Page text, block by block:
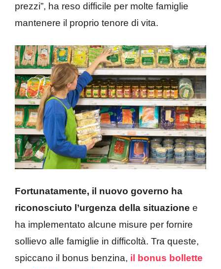
prezzi”, ha reso difficile per molte famiglie
mantenere il proprio tenore di vita.
Fortunatamente, il nuovo governo ha
riconosciuto l’urgenza della situazione e
ha implementato alcune misure per fornire
sollievo alle famiglie in difficoltà. Tra queste,
spiccano il bonus benzina, il bonus bollette